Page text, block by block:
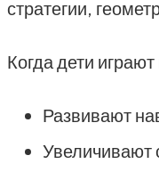
стратегии,
Когда дети
Развивают
Увеличивают